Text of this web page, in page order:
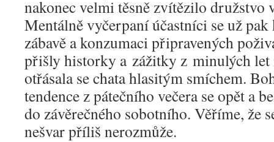
nakonec velmi těsně zvítězilo družstvo
Mentálně vyčerpaní účastníci se už
zábavě a konzumaci připravených
přišly historky a zážitky z minulých let
otřásala se chata hlasitým smíchem.
tendence z pátečního večera se opět a
do závěrečného sobotního. Věříme, že
nešvar příliš nerozmůže.